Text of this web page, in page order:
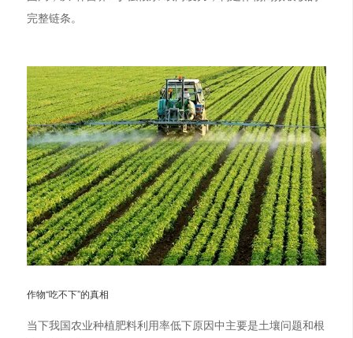
完整链条。
作物“吃不下”的真相
当下我国农业种植肥料利用率低下原因中主要是土壤问题和根